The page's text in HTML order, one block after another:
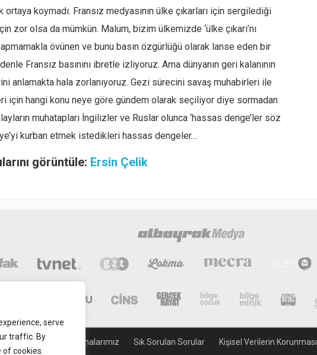
serve
traffic. By
cookies.
ortaya koymadı. Fransız medyasının ülke çıkarları için sergilediği
zor olsa da mümkün. Malum, bizim ülkemizde ‘ülke çıkarı’nı
övünen ve bunu basın özgürlüğü olarak lanse eden bir
Fransız basınını ibretle izliyoruz. Ama dünyanın geri kalanının
anlamakta hala zorlanıyoruz. Gezi sürecini savaş muhabirleri ile
için hangi konu neye göre gündem olarak seçiliyor diye sormadan
muhatapları İngilizler ve Ruslar olunca ‘hassas denge’ler söz
kurban etmek istedikleri hassas dengeler…
görüntüle: Ersin Çelik
Mobil Uygulamalarımız Sık Sorulan Sorular Kişisel Verilerin Korunması